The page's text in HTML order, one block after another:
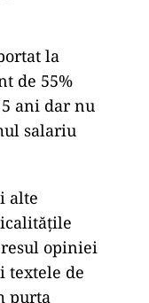
la
de 55%
ani dar nu
salariu
alte
opiniei
textele de
purta